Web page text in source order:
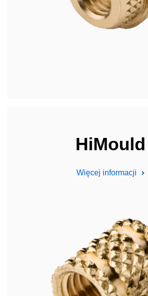
HiMould
Więcej informacji